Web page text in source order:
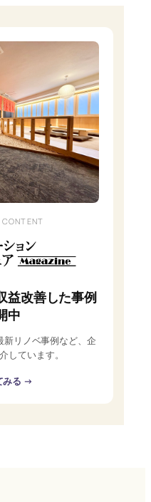
CONTENT
益改善した事例
中
新リノベ事例など、企
しています。
みる →